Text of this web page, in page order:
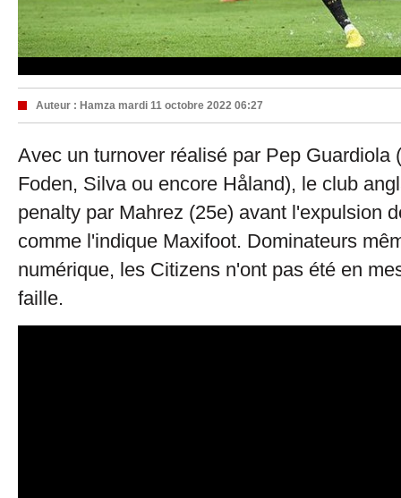
Auteur : Hamza mardi 11 octobre 2022 06:27
Avec un turnover réalisé par Pep Guardiola
Foden, Silva ou encore Håland), le club
penalty par Mahrez (25e) avant l'expulsion
comme l'indique Maxifoot. Dominateurs
numérique, les Citizens n'ont pas été en
faille.